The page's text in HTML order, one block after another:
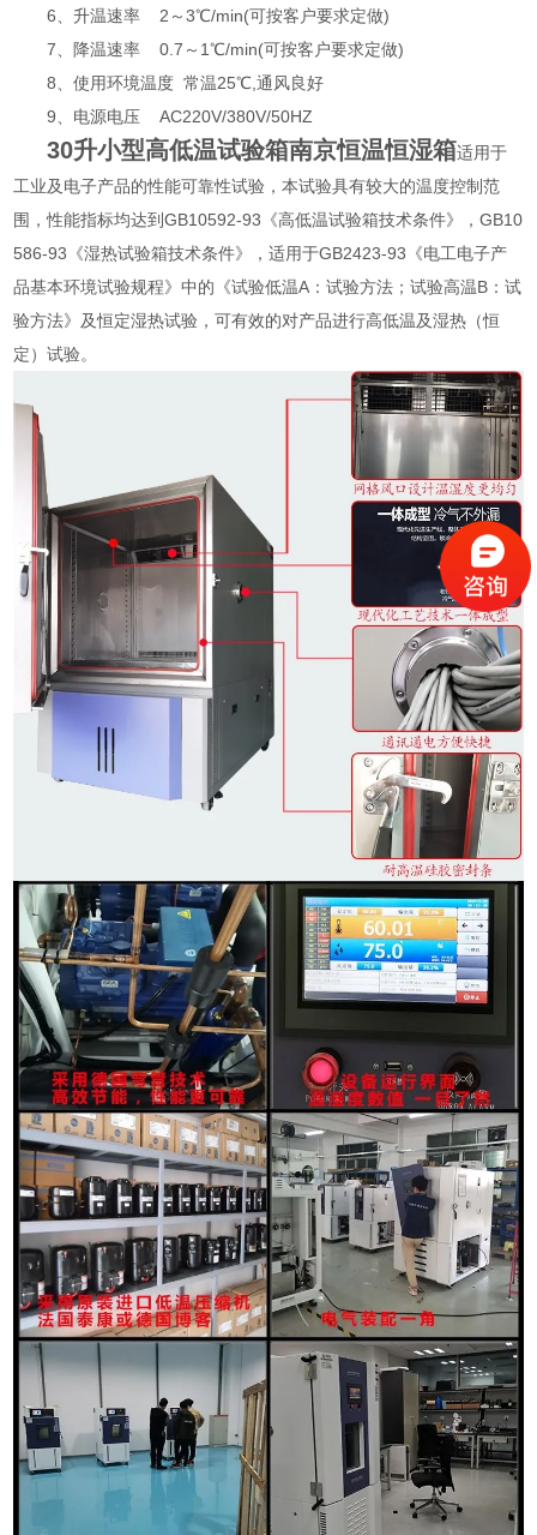
6、升温速率 2～3℃/min(可按客户要求定做)
7、降温速率 0.7～1℃/min(可按客户要求定做)
8、使用环境温度 常温25℃,通风良好
9、电源电压 AC220V/380V/50HZ
30升小型高低温试验箱南京恒温恒湿箱适用于
工业及电子产品的性能可靠性试验，本试验具有较大的温度控制范
围，性能指标均达到GB10592-93《高低温试验箱技术条件》，GB10
586-93《湿热试验箱技术条件》，适用于GB2423-93《电工电子产
品基本环境试验规程》中的《试验低温A：试验方法；试验高温B：试
验方法》及恒定湿热试验，可有效的对产品进行高低温及湿热（恒
定）试验。